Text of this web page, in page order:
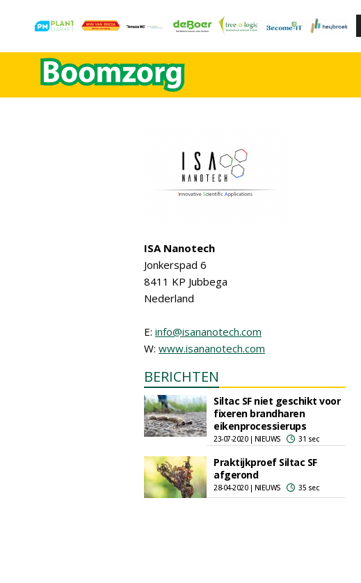
ISA Nanotech
Jonkerspad 6
8411 KP Jubbega
Nederland
E: info@isananotech.com
W: www.isananotech.com
BERICHTEN
Siltac SF niet geschikt voor
fixeren brandharen
eikenprocessierups
23-07-2020 | NIEUWS 31 sec
Praktijkproef Siltac SF
afgerond
28-04-2020 | NIEUWS 35 sec